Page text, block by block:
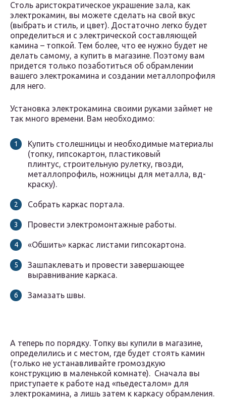
Столь аристократическое украшение зала, как
электрокамин, вы можете сделать на свой вкус
(выбрать и стиль, и цвет). Достаточно легко будет
определиться и с электрической составляющей
камина – топкой. Тем более, что ее нужно будет не
делать самому, а купить в магазине. Поэтому вам
придется только позаботиться об обрамлении
вашего электрокамина и создании металлопрофиля
для него.
Установка электрокамина своими руками займет не
так много времени. Вам необходимо:
Купить столешницы и необходимые материалы
(топку, гипсокартон, пластиковый
плинтус, строительную рулетку, гвозди,
металлопрофиль, ножницы для металла, вд-
краску).
Собрать каркас портала.
Провести электромонтажные работы.
«Обшить» каркас листами гипсокартона.
Зашпаклевать и провести завершающее
выравнивание каркаса.
Замазать швы.
А теперь по порядку. Топку вы купили в магазине,
определились и с местом, где будет стоять камин
(только не устанавливайте громоздкую
конструкцию в маленькой комнате). Сначала вы
приступаете к работе над «пьедесталом» для
электрокамина, а лишь затем к каркасу обрамления.